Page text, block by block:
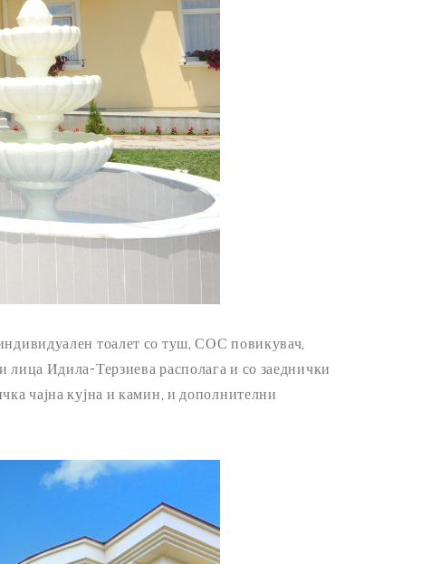
тоалет со туш, СОС повикувач,
лица Идила-Терзиева располага и со заеднички
чајна кујна и камин, и дополнителни